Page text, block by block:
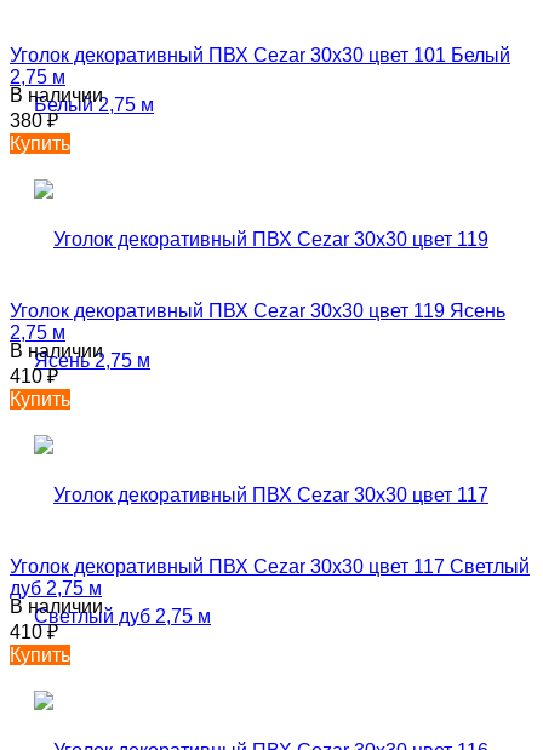
Уголок декоративный ПВХ Cezar 30х30 цвет 101 Белый
2,75 м
В наличии
380₽
Купить
Уголок декоративный ПВХ Cezar 30х30 цвет 119 Яcень
2,75 м
В наличии
410₽
Купить
Уголок декоративный ПВХ Cezar 30х30 цвет 117 Светлый
дуб 2,75 м
В наличии
410₽
Купить